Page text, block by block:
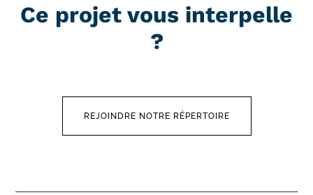
Ce projet vous interpelle
?
REJOINDRE NOTRE RÉPERTOIRE